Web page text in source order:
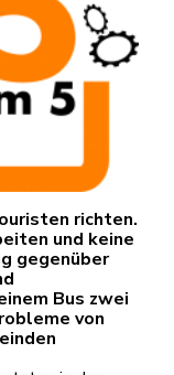
richten.
und keine
gegenüber
Bus zwei
von